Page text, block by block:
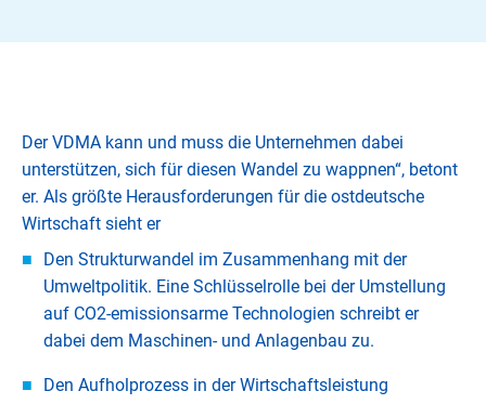
Der VDMA kann und muss die Unternehmen dabei
unterstützen, sich für diesen Wandel zu wappnen“, betont
er. Als größte Herausforderungen für die ostdeutsche
Wirtschaft sieht er
Den Strukturwandel im Zusammenhang mit der
Umweltpolitik. Eine Schlüsselrolle bei der Umstellung
auf CO2-emissionsarme Technologien schreibt er
dabei dem Maschinen- und Anlagenbau zu.
Den Aufholprozess in der Wirtschaftsleistung